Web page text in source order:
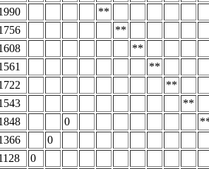
**
**
**
**
**
**
0
0
0